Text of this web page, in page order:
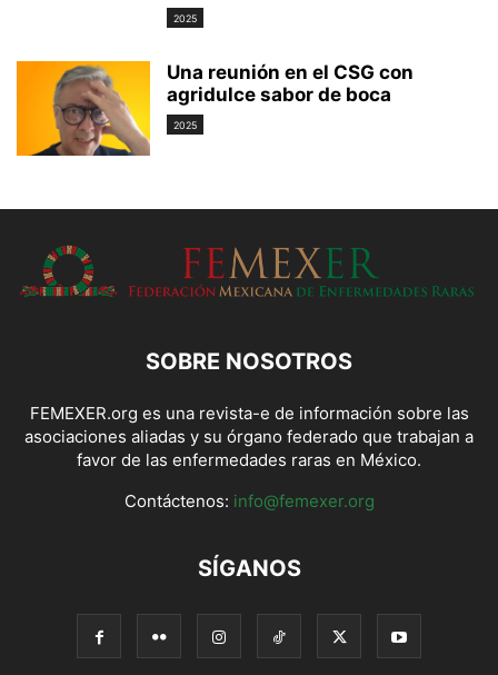
2025
Una reunión en el CSG con
agridulce sabor de boca
2025
SOBRE NOSOTROS
FEMEXER.org es una revista-e de información sobre las
asociaciones aliadas y su órgano federado que trabajan a
favor de las enfermedades raras en México.
Contáctenos: info@femexer.org
SÍGANOS